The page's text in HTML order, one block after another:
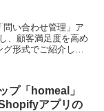
い合わせ管理」ア
、顧客満足度を高め
形式でご紹介しま
プ「homeal」
アプリの